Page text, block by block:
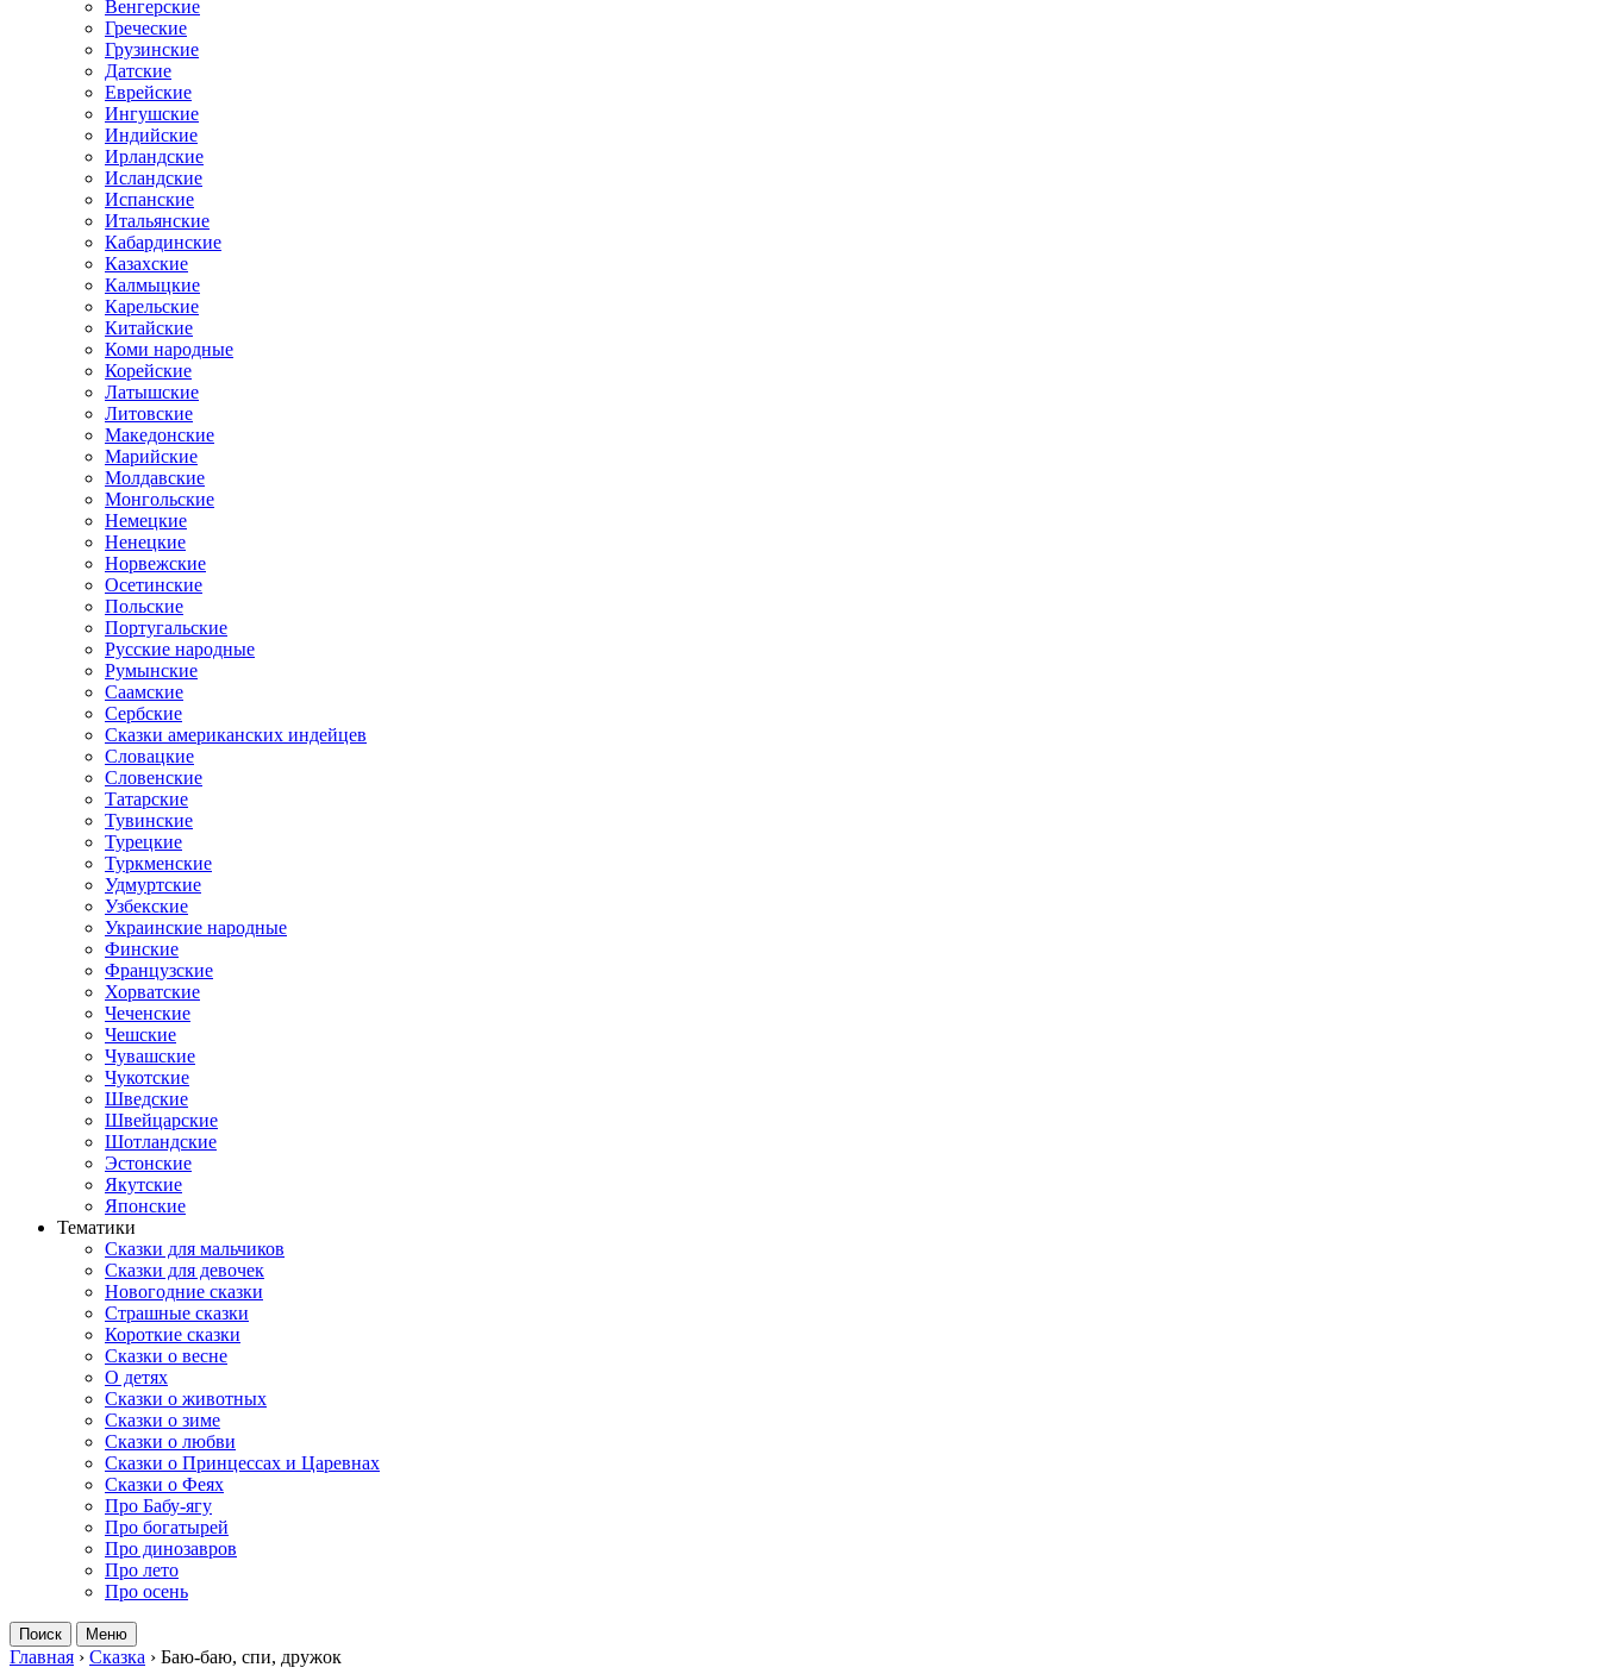
Венгерские
Греческие
Грузинские
Датские
Еврейские
Ингушские
Индийские
Ирландские
Исландские
Испанские
Итальянские
Кабардинские
Казахские
Калмыцкие
Карельские
Китайские
Коми народные
Корейские
Латышские
Литовские
Македонские
Марийские
Молдавские
Монгольские
Немецкие
Ненецкие
Норвежские
Осетинские
Польские
Португальские
Русские народные
Румынские
Саамские
Сербские
Сказки американских индейцев
Словацкие
Словенские
Татарские
Тувинские
Турецкие
Туркменские
Удмуртские
Узбекские
Украинские народные
Финские
Французские
Хорватские
Чеченские
Чешские
Чувашские
Чукотские
Шведские
Швейцарские
Шотландские
Эстонские
Якутские
Японские
Тематики
Сказки для мальчиков
Сказки для девочек
Новогодние сказки
Страшные сказки
Короткие сказки
Сказки о весне
О детях
Сказки о животных
Сказки о зиме
Сказки о любви
Сказки о Принцессах и Царевнах
Сказки о Феях
Про Бабу-ягу
Про богатырей
Про динозавров
Про лето
Про осень
Поиск Меню
Главная › Сказка › Баю-баю, спи, дружок